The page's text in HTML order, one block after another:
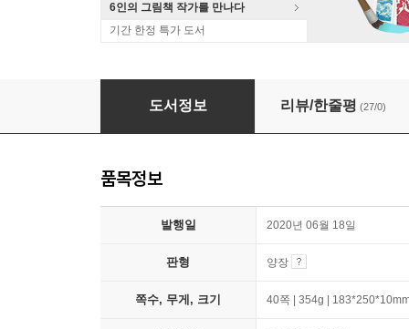
6인의 그림책 작가를 만나다
기간 한정 특가 도서
데굴데굴 집
도서정보 리뷰/한줄평 (27/0)
품목정보
발행일 2020년 06월 18일
판형 양장
쪽수, 무게, 크기 40쪽 | 354g |